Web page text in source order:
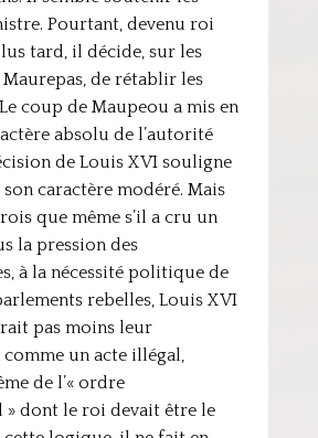
Pourtant, devenu roi
tard, il décide, sur les
Maurepas, de rétablir les
coup de Maupeou a mis en
absolu de l’autorité
de Louis XVI souligne
caractère modéré. Mais
que même s’il a cru un
la pression des
à la nécessité politique de
rebelles, Louis XVI
pas moins leur
un acte illégal,
de l’« ordre
» dont le roi devait être le